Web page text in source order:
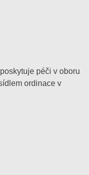
péči v oboru
ordinace v